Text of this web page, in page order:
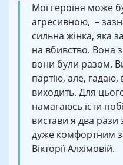
Мої героїня може
агресивною, –
сильна жінка, яка
на вбивство. Вона
вони були разом.
партію, але,
виходить. Для
намагаюсь їсти
вистави я два
дуже комфортним
Вікторії Алхімовій.